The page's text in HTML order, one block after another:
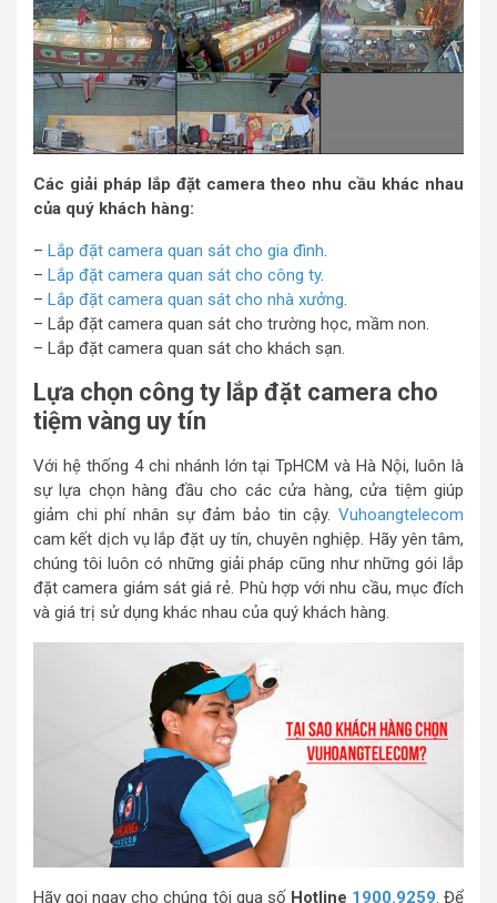
Các giải pháp lắp đặt camera theo nhu cầu khác nhau
của quý khách hàng:
– Lắp đặt camera quan sát cho gia đình
– Lắp đặt camera quan sát cho công ty.
– Lắp đặt camera quan sát cho nhà xưởng
– Lắp đặt camera quan sát cho trường học, mầm non.
– Lắp đặt camera quan sát cho khách sạn.
Lựa chọn công ty lắp đặt camera cho
tiệm vàng uy tín
Với hệ thống 4 chi nhánh lớn tại TpHCM và Hà Nội, luôn là
sự lựa chọn hàng đầu cho các cửa hàng, cửa tiệm giúp
giảm chi phí nhân sự đảm bảo tin cậy. Vuhoangtelecom
cam kết dịch vụ lắp đặt uy tín, chuyên nghiệp. Hãy yên tâm,
chúng tôi luôn có những giải pháp cũng như những gói lắp
đặt camera giám sát giá rẻ. Phù hợp với nhu cầu, mục đích
và giá trị sử dụng khác nhau của quý khách hàng.
Hãy gọi ngay cho chúng tôi qua số Hotline 1900.9259. Để